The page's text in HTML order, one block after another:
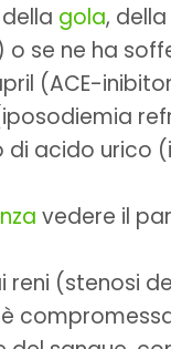
gola,
se ne ha
(ACE-
acido urico
vedere il
(stenosi
è